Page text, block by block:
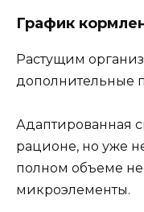
График
Растущим
дополнительные
Адаптированная
рационе, но уже
полном объеме
микроэлементы.